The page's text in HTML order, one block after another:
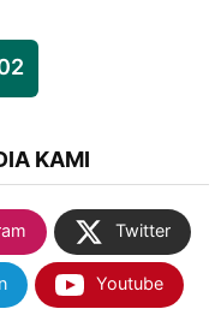
KAMI
Twitter
Youtube